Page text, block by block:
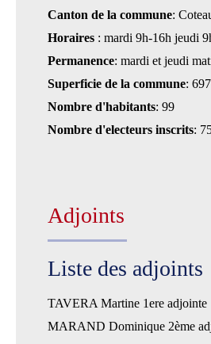
Canton de la commune:
Horaires : mardi 9h-16h jeudi
Permanence: mardi et jeudi
Superficie de la commune:
Nombre d'habitants: 99
Nombre d'electeurs inscrits:
Adjoints
Liste des adjoints
TAVERA Martine 1ere adjointe
MARAND Dominique 2ème